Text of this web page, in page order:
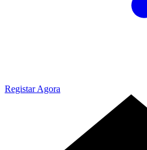
Registar Agora